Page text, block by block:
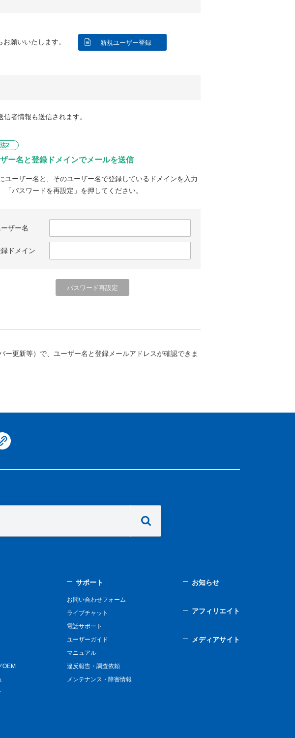
願いいたします。 新規ユーザー登録
者情報も送信されます。
2
ー名と登録ドメインでメールを送信
ユーザー名と、そのユーザー名で登録しているドメインを入力
「パスワードを再設定」を押してください。
ザー名
ドメイン
更新等）で、ユーザー名と登録メールアドレスが確認できま
copy
OEM
サポート
お問い合わせフォーム
ライブチャット
電話サポート
ユーザーガイド
マニュアル
違反報告・調査依頼
メンテナンス・障害情報
お知らせ
アフィリエイト
メディアサイト